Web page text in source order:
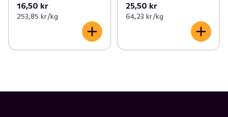
16,50 kr
253,85 kr /kg
25,50 kr
64,23 kr /kg